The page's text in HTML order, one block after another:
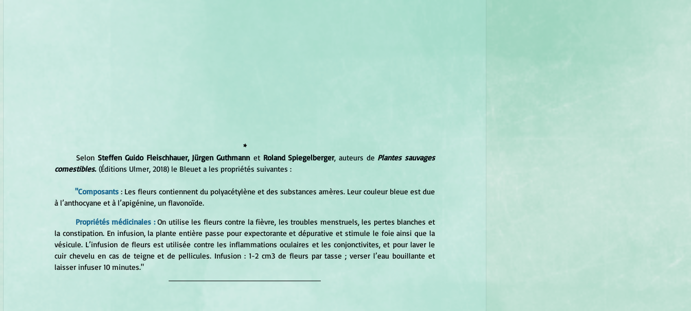
*
	Selon
Steffen Guido Fleischhauer, Jürgen Guthmann et Roland Spiegelberger, auteurs de Plantes sauvages
comestibles. (Éditions Ulmer, 2018) le Bleuet a les propriétés suivantes :
	"Composants
: Les fleurs contiennent du polyacétylène et des substances amères. Leur couleur bleue est due
à l’anthocyane et à l’apigénine, un flavonoïde.
Propriétés médicinales : On utilise les fleurs contre la fièvre, les troubles menstruels, les pertes blanches et
la constipation. En infusion, la plante entière passe pour expectorante et dépurative et stimule le foie ainsi que la
vésicule. L’infusion de fleurs est utilisée contre les inflammations oculaires et les conjonctivites, et pour laver le
cuir chevelu en cas de teigne et de pellicules. Infusion : 1-2 cm3 de fleurs par tasse ; verser l’eau bouillante et
laisser infuser 10 minutes."